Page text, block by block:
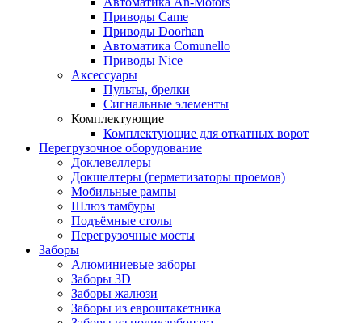
Приводы Came
Приводы Doorhan
Автоматика Comunello
Приводы Nice
Аксессуары
Пульты, брелки
Сигнальные элементы
Комплектующие
Комплектующие для откатных ворот
Перегрузочное оборудование
Доклевеллеры
Докшелтеры (герметизаторы проемов)
Мобильные рампы
Шлюз тамбуры
Подъёмные столы
Перегрузочные мосты
Заборы
Алюминиевые заборы
Заборы 3D
Заборы жалюзи
Заборы из евроштакетника